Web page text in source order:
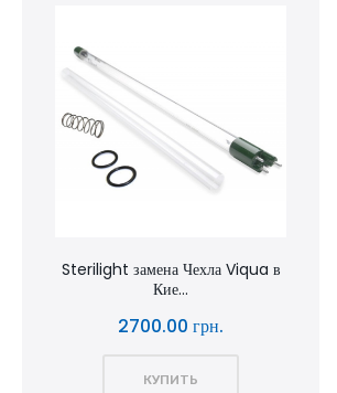
Sterilight замена Чехла Viqua в
Кие...
2700.00 грн.
КУПИТЬ